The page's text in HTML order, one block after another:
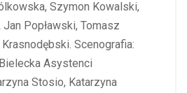
Szymon Kowalski,
Jan Popławski, Tomasz
Scenografia:
Asystenci
Stosio, Katarzyna